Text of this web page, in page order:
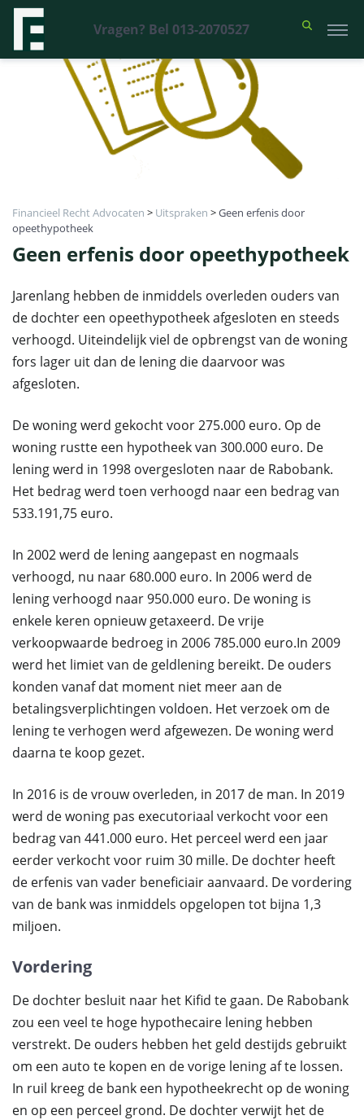
Vragen? Bel 013-2070527
Financieel Recht Advocaten > Uitspraken >Geen erfenis door
opeethypotheek
Geen erfenis door opeethypotheek
Jarenlang hebben de inmiddels overleden ouders van
de dochter een opeethypotheek afgesloten en steeds
verhoogd. Uiteindelijk viel de opbrengst van de woning
fors lager uit dan de lening die daarvoor was
afgesloten.
De woning werd gekocht voor 275.000 euro. Op de
woning rustte een hypotheek van 300.000 euro. De
lening werd in 1998 overgesloten naar de Rabobank.
Het bedrag werd toen verhoogd naar een bedrag van
533.191,75 euro.
In 2002 werd de lening aangepast en nogmaals
verhoogd, nu naar 680.000 euro. In 2006 werd de
lening verhoogd naar 950.000 euro. De woning is
enkele keren opnieuw getaxeerd. De vrije
verkoopwaarde bedroeg in 2006 785.000 euro.In 2009
werd het limiet van de geldlening bereikt. De ouders
konden vanaf dat moment niet meer aan de
betalingsverplichtingen voldoen. Het verzoek om de
lening te verhogen werd afgewezen. De woning werd
daarna te koop gezet.
In 2016 is de vrouw overleden, in 2017 de man. In 2019
werd de woning pas executoriaal verkocht voor een
bedrag van 441.000 euro. Het perceel werd een jaar
eerder verkocht voor ruim 30 mille. De dochter heeft
de erfenis van vader beneficiair aanvaard. De vordering
van de bank was inmiddels opgelopen tot bijna 1,3
miljoen.
Vordering
De dochter besluit naar het Kifid te gaan. De Rabobank
zou een veel te hoge hypothecaire lening hebben
verstrekt. De ouders hebben het geld destijds gebruikt
om een auto te kopen en de vorige lening af te lossen.
In ruil kreeg de bank een hypotheekrecht op de woning
en op een perceel grond. De dochter verwijt het de